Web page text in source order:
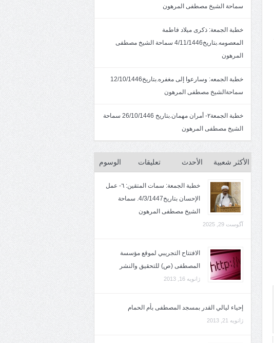
سماحة الشيخ مصطفى المرهون
خطبة الجمعة: ذكرى ميلاد فاطمة
المعصومه.بتاريخ4/11/1446 سماحة الشيخ مصطفى
المرهون
خطبة الجمعه: وسارعوا إلى مغفره.بتاريخ12/10/1446
سماحةالشيخ مصطفى المرهون
خطبة الجمعة٢- أمران مهمان.بتاريخ 26/10/1446 سماحة
الشيخ مصطفى المرهون
الأكثر شعبية الأحدث تعليقات الوسوم
خطبة الجمعة: سمات المتقين: ٦- عمل
الإحسان بتاريخ4/3/1447. سماحة
الشيخ مصطفى المرهون
آگوست 29, 2025
الافتتاح التجريبي لموقع مؤسسة
المصطفى (ص) للتحقيق والنشر
ژانویه 16, 2013
إحياء ليالي القدر بمسجد المصطفى بأم الحمام
ژانویه 21, 2013